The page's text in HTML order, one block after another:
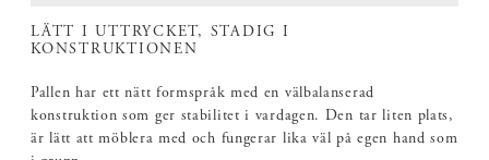
LÄTT I UTTRYCKET, STADIG I
KONSTRUKTIONEN
Pallen har ett nätt formspråk med en välbalanserad
konstruktion som ger stabilitet i vardagen. Den tar liten plats,
är lätt att möblera med och fungerar lika väl på egen hand som